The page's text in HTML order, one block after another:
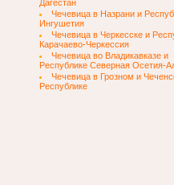
Дагестан
Чечевица в Назрани и
Ингушетия
Чечевица в Черкесске и
Карачаево-Черкессия
Чечевица во Владикавказе и
Республике Северная Осетия-
Чечевица в Грозном и
Республике